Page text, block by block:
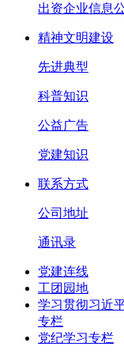
出资企业信息
精神文明建设
先进典型
科普知识
公益广告
党建知识
联系方式
公司地址
通讯录
党建连线
工团园地
学习贯彻习近
专栏
党纪学习专栏